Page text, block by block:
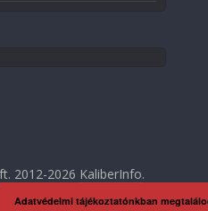
2012-2026 KaliberInfo.
Adatvédelmi tájékoztatónkban